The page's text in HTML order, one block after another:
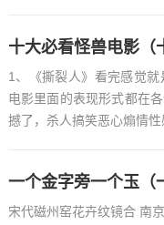
十大必看怪兽电影（
1、《撕裂人》看完感觉
电影里面的表现形式都在
撼了，杀人搞笑恶心煽情
一个金字旁一个玉（
宋代磁州窑花卉纹镜合 南